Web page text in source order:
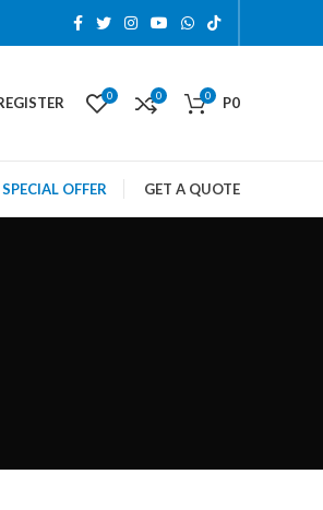
0 0 0 P0
SPECIAL OFFER GET A QUOTE